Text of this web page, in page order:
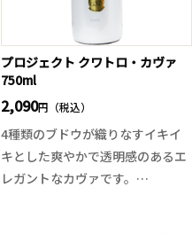
楽しみながら、すっきりとしたキ
レの良い後味に仕上げた、数量限
定の一本です。
プロジェクト クワトロ・カヴァ
750ml
2,090円（税込）
4種類のブドウが織りなすイキイ
キとした爽やかで透明感のあるエ
レガントなカヴァです。